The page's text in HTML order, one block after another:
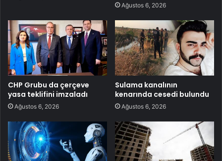
Ağustos 6, 2026
CHP Grubu da çerçeve
yasa teklifini imzaladı
Ağustos 6, 2026
Sulama kanalının
kenarında cesedi bulundu
Ağustos 6, 2026